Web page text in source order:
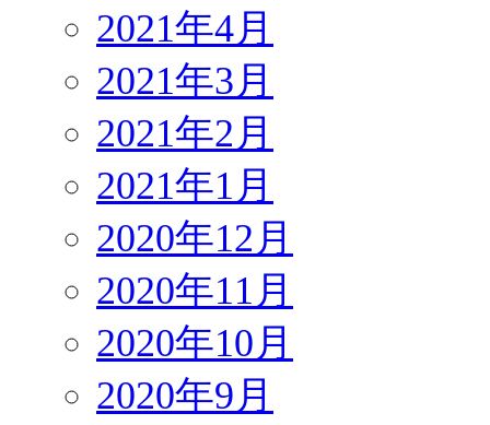
2021年4月
2021年3月
2021年2月
2021年1月
2020年12月
2020年11月
2020年10月
2020年9月